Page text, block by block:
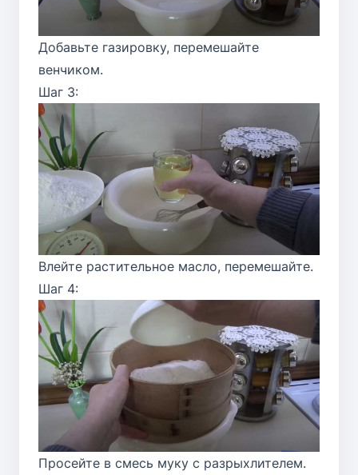
Добавьте газировку, перемешайте
венчиком.
Шаг 3:
Влейте растительное масло, перемешайте.
Шаг 4:
Просейте в смесь муку с разрыхлителем.